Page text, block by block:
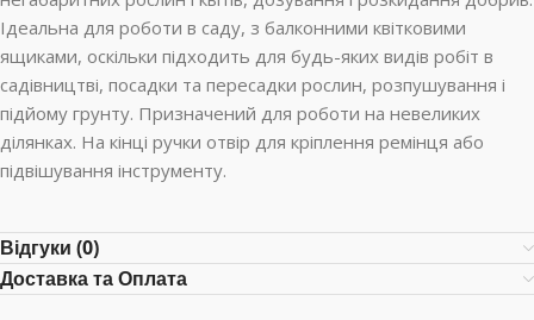
Ідеальна для роботи в саду, з балконними квітковими
ящиками, оскільки підходить для будь-яких видів робіт в
садівництві, посадки та пересадки рослин, розпушування і
підйому грунту. Призначений для роботи на невеликих
ділянках. На кінці ручки отвір для кріплення ремінця або
підвішування інструменту.
Відгуки (0)
Доставка та Оплата